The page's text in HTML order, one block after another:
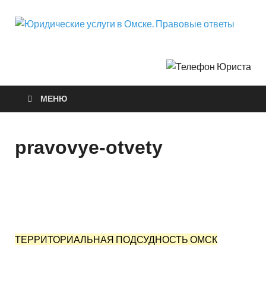
МЕНЮ
pravovye-otvety
ТЕРРИТОРИАЛЬНАЯ ПОДСУДНОСТЬ ОМСК